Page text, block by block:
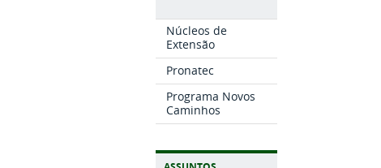
Núcleos de
Extensão
Pronatec
Programa Novos
Caminhos